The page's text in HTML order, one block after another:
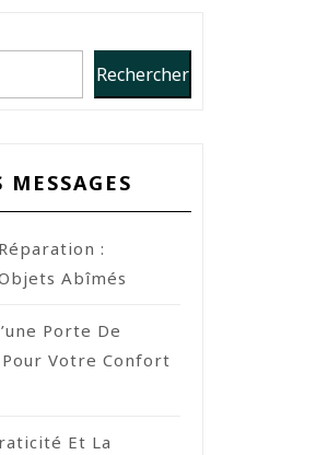
Rechercher
:
Abîmés
Porte De
Votre Confort
Et La